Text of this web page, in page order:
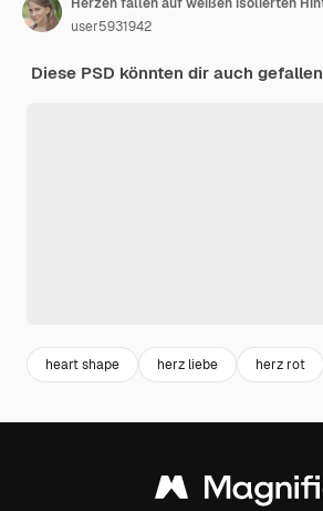
user5931942
Diese PSD könnten dir auch gefallen
heart shape herz liebe herz rot